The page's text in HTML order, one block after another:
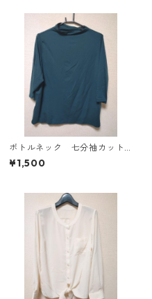
ボトルネック 七分袖カット
ソー ４Ｌ ティールグリー
ン KAE-4815
¥1,500